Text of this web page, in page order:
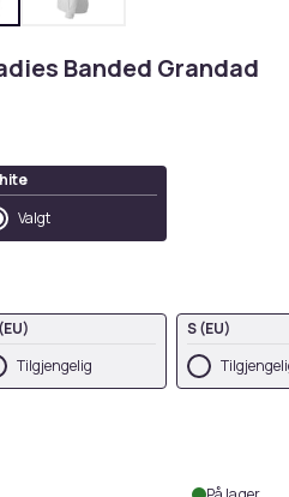
Banded Grandad
Valgt
Tilgjengelig
S (EU)